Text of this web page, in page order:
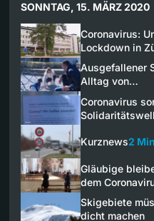
SONNTAG, 15. MÄRZ 2020
Coronavirus:
Lockdown in
Ausgefallener
Alltag von…
Coronavirus
Kurznews2 Min
Gläubige
dem
Skigebiete
dicht machen